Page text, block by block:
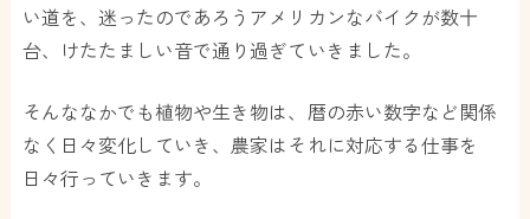
い道を、迷ったのであろうアメリカンなバイクが数十
台、けたたましい音で通り過ぎていきました。
そんななかでも植物や生き物は、暦の赤い数字など関係
なく日々変化していき、農家はそれに対応する仕事を
日々行っていきます。